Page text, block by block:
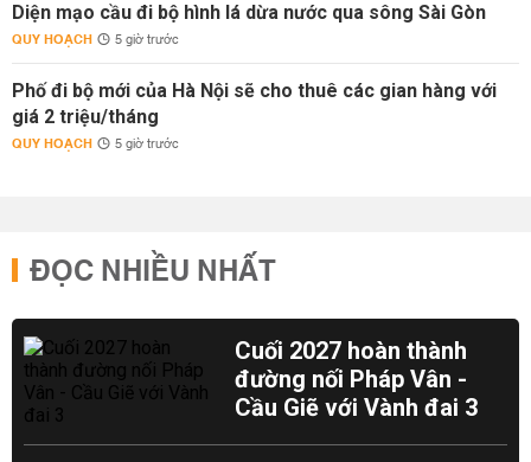
Diện mạo cầu đi bộ hình lá dừa nước qua sông Sài Gòn
QUY HOẠCH 5 giờ trước
Phố đi bộ mới của Hà Nội sẽ cho thuê các gian hàng với
giá 2 triệu/tháng
QUY HOẠCH 5 giờ trước
ĐỌC NHIỀU NHẤT
Cuối 2027 hoàn thành
đường nối Pháp Vân -
Cầu Giẽ với Vành đai 3